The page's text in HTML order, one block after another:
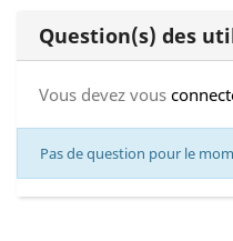
Question(s) des
Vous devez vous
Pas de question pour le